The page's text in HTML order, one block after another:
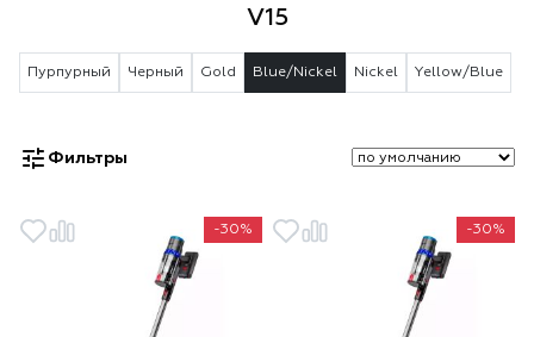
V15
Пурпурный Черный Gold Blue/Nickel Nickel Yellow/Blue
Фильтры
-30% -30%